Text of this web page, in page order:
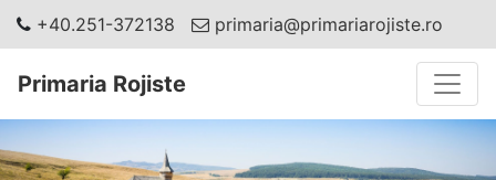
+40.251-372138 primaria@primariarojiste.ro
Primaria Rojiste